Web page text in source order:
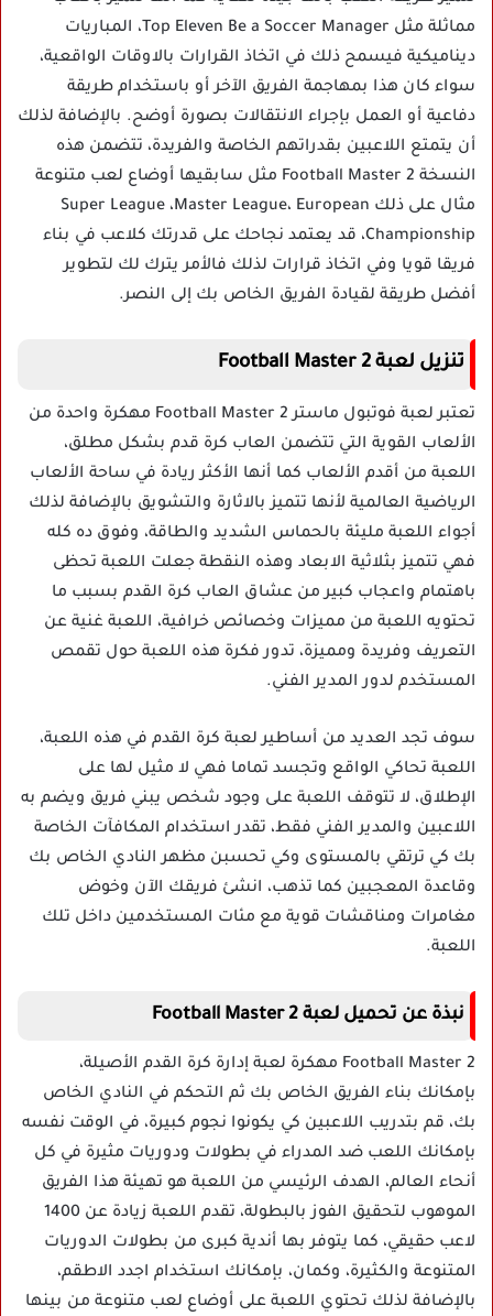
مماثلة مثل Top Eleven Be a Soccer Manager، المباريات
ديناميكية فيسمح ذلك في اتخاذ القرارات بالاوقات الواقعية،
سواء كان هذا بمهاجمة الفريق الآخر أو باستخدام طريقة
دفاعية أو العمل بإجراء الانتقالات بصورة أوضح. بالإضافة لذلك
أن يتمتع اللاعبين بقدراتهم الخاصة والفريدة، تتضمن هذه
النسخة Football Master 2 مثل سابقيها أوضاع لعب متنوعة
مثال على ذلك Super League ،Master League، European
Championship، قد يعتمد نجاحك على قدرتك كلاعب في بناء
فريقا قويا وفي اتخاذ قرارات لذلك فالأمر يترك لك لتطوير
أفضل طريقة لقيادة الفريق الخاص بك إلى النصر.
تنزيل لعبة Football Master 2
تعتبر لعبة فوتبول ماستر Football Master 2 مهكرة واحدة من
الألعاب القوية التي تتضمن العاب كرة قدم بشكل مطلق،
اللعبة من أقدم الألعاب كما أنها الأكثر ريادة في ساحة الألعاب
الرياضية العالمية لأنها تتميز بالاثارة والتشويق بالإضافة لذلك
أجواء اللعبة مليئة بالحماس الشديد والطاقة، وفوق ده كله
فهي تتميز بثلاثية الابعاد وهذه النقطة جعلت اللعبة تحظى
باهتمام واعجاب كبير من عشاق العاب كرة القدم بسبب ما
تحتويه اللعبة من مميزات وخصائص خرافية، اللعبة غنية عن
التعريف وفريدة ومميزة، تدور فكرة هذه اللعبة حول تقمص
المستخدم لدور المدير الفني.
سوف تجد العديد من أساطير لعبة كرة القدم في هذه اللعبة،
اللعبة تحاكي الواقع وتجسد تماما فهي لا مثيل لها على
الإطلاق، لا تتوقف اللعبة على وجود شخص يبني فريق ويضم به
اللاعبين والمدير الفني فقط، تقدر استخدام المكافآت الخاصة
بك كي ترتقي بالمستوى وكي تحسبن مظهر النادي الخاص بك
وقاعدة المعجبين كما تذهب، انشئ فريقك الآن وخوض
مغامرات ومناقشات قوية مع مئات المستخدمين داخل تلك
اللعبة.
نبذة عن تحميل لعبة Football Master 2
Football Master 2 مهكرة لعبة إدارة كرة القدم الأصيلة،
بإمكانك بناء الفريق الخاص بك ثم التحكم في النادي الخاص
بك، قم بتدريب اللاعبين كي يكونوا نجوم كبيرة، في الوقت نفسه
بإمكانك اللعب ضد المدراء في بطولات ودوريات مثيرة في كل
أنحاء العالم، الهدف الرئيسي من اللعبة هو تهيئة هذا الفريق
الموهوب لتحقيق الفوز بالبطولة، تقدم اللعبة زيادة عن 1400
لاعب حقيقي، كما يتوفر بها أندية كبرى من بطولات الدوريات
المتنوعة والكثيرة، وكمان، بإمكانك استخدام اجدد الاطقم،
بالإضافة لذلك تحتوي اللعبة على أوضاع لعب متنوعة من بينها